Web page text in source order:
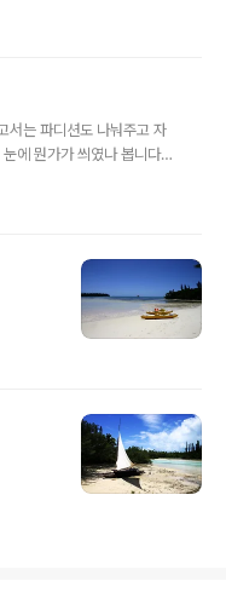
서는 파디션도 나눠주고 자
에 뭔가가 씌였나 봅니다.
간 찍어온 사진들과 노래
을 상실해가고 있었습니
되어버린 제 자료는 돌아오
. 이제는 제 마음 한구석에